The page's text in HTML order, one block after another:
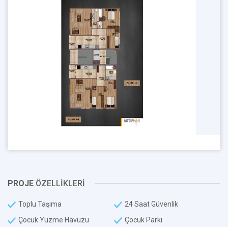
PROJE ÖZELLİKLERİ
Toplu Taşıma
24 Saat Güvenlik
Çocuk Yüzme Havuzu
Çocuk Parkı